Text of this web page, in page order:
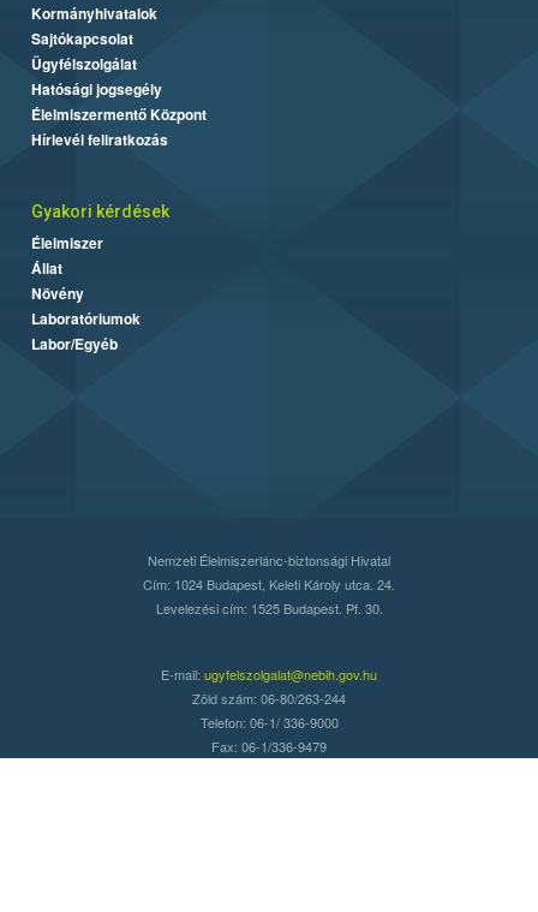
Kormányhivatalok
Sajtókapcsolat
Ügyfélszolgálat
Hatósági jogsegély
Élelmiszermentő Központ
Hírlevél feliratkozás
Gyakori kérdések
Élelmiszer
Állat
Növény
Laboratóriumok
Labor/Egyéb
Nemzeti Élelmiszerlánc-biztonsági Hivatal
Cím: 1024 Budapest, Keleti Károly utca. 24.
Levelezési cím: 1525 Budapest. Pf. 30.
E-mail: ugyfelszolgalat@nebih.gov.hu
Zöld szám: 06-80/263-244
Telefon: 06-1/ 336-9000
Fax: 06-1/336-9479